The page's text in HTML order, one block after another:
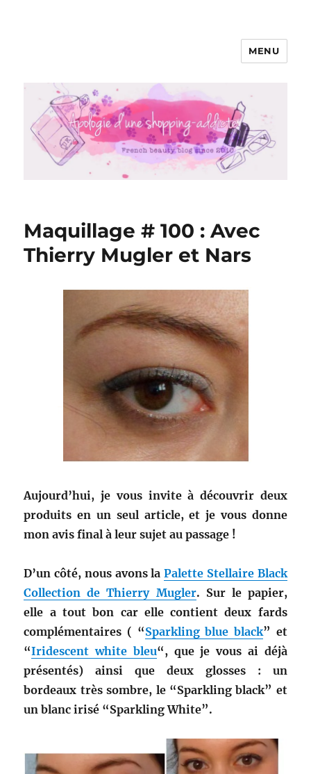
Apologie d'une Shopping-addicte
MENU
Maquillage # 100 : Avec
Thierry Mugler et Nars
Aujourd’hui, je vous invite à découvrir deux
produits en un seul article, et je vous donne
mon avis final à leur sujet au passage !
D’un côté, nous avons laPalette Stellaire Black
Collection de Thierry Mugler. Sur le papier,
elle a tout bon car elle contient deux fards
complémentaires ( “Sparkling blue black” et
“Iridescent white bleu“, que je vous ai déjà
présentés) ainsi que deux glosses : un
bordeaux très sombre, le “Sparkling black” et
un blanc irisé “Sparkling White”.